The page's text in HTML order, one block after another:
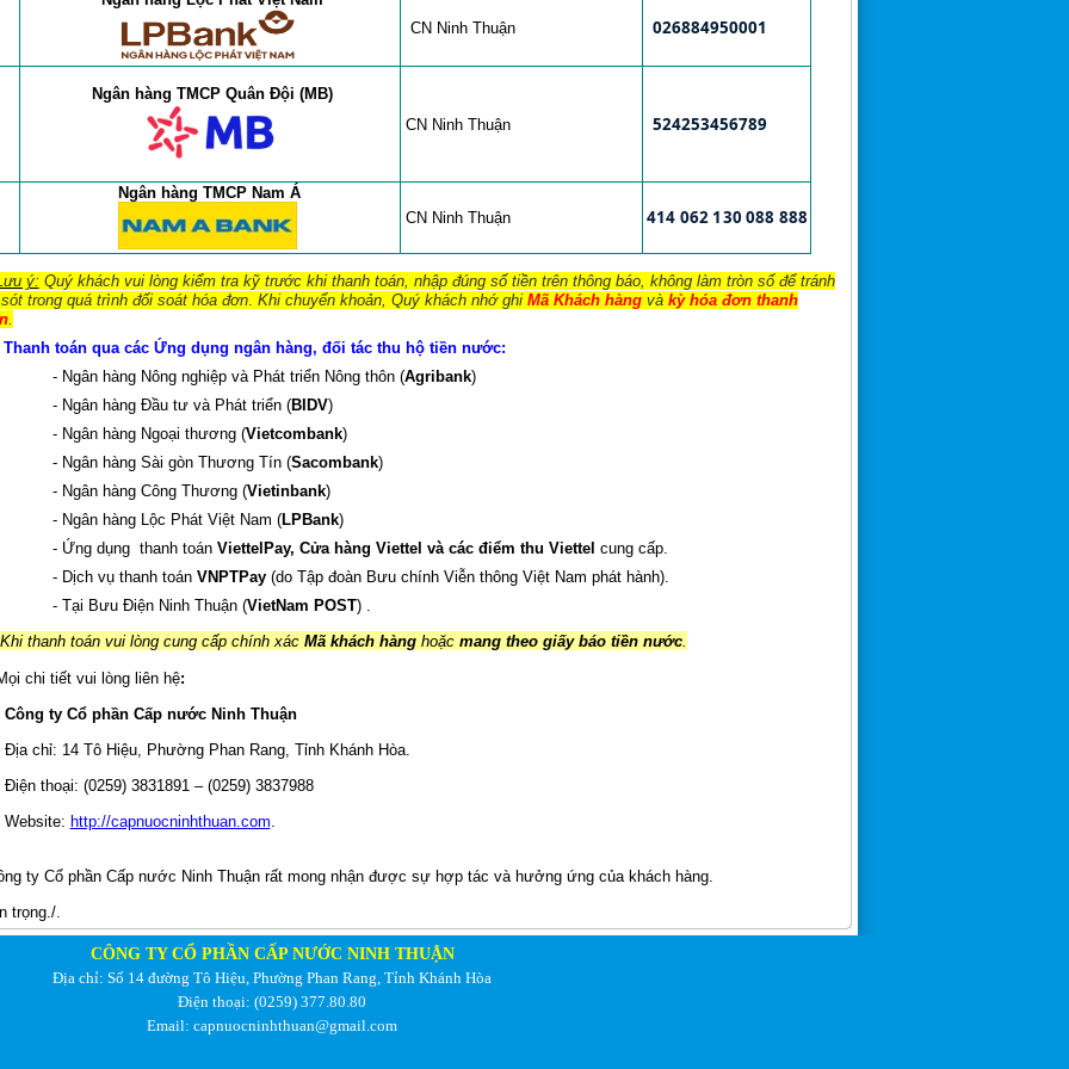
CN Ninh Thuận 026884950001
Ngân hàng TMCP Quân Đội (MB)
CN Ninh Thuận 524253456789
Ngân hàng TMCP Nam Á
CN Ninh Thuận 414 062 130 088 888
ý: Quý khách vui lòng kiểm tra kỹ trước khi thanh toán, nhập đúng số tiền trên thông báo, không làm tròn số để tránh
trong quá trình đối soát hóa đơn. Khi chuyển khoản, Quý khách nhớ ghi Mã Khách hàngvà kỳ hóa đơn thanh
.
Thanh toán qua các Ứng dụng ngân hàng, đối tác thu hộ tiền nước:
hàng Nông nghiệp và Phát triển Nông thôn (Agribank)
hàng Đầu tư và Phát triển (BIDV)
hàng Ngoại thương (Vietcombank)
hàng Sài gòn Thương Tín (Sacombank)
hàng Công Thương (Vietinbank)
hàng Lộc Phát Việt Nam (LPBank)
dụng thanh toán ViettelPay, Cửa hàng Viettel và các điểm thu Viettel cung cấp.
vụ thanh toán VNPTPay (do Tập đoàn Bưu chính Viễn thông Việt Nam phát hành).
Bưu Điện Ninh Thuận (VietNam POST) .
Khi thanh toán vui lòng cung cấp chính xác Mã khách hànghoặc mang theo giấy báo tiền nước.
chi tiết vui lòng liên hệ:
ty Cổ phần Cấp nước Ninh Thuận
chỉ: 14 Tô Hiệu, Phường Phan Rang, Tỉnh Khánh Hòa.
thoại: (0259) 3831891 – (0259) 3837988
http://capnuocninhthuan.com
ty Cổ phần Cấp nước Ninh Thuận rất mong nhận được sự hợp tác và hưởng ứng của khách hàng.
trọng./.
CÔNG TY CỔ PHẦN CẤP NƯỚC NINH THUẬN
Địa chỉ: Số 14 đường Tô Hiệu, Phường Phan Rang, Tỉnh Khánh Hòa
Điện thoại: (0259) 377.80.80
Email: capnuocninhthuan@gmail.com